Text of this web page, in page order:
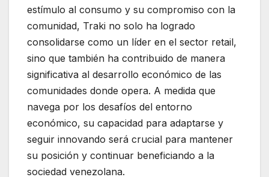
estímulo al consumo y su compromiso con la
comunidad, Traki no solo ha logrado
consolidarse como un líder en el sector retail,
sino que también ha contribuido de manera
significativa al desarrollo económico de las
comunidades donde opera. A medida que
navega por los desafíos del entorno
económico, su capacidad para adaptarse y
seguir innovando será crucial para mantener
su posición y continuar beneficiando a la
sociedad venezolana.